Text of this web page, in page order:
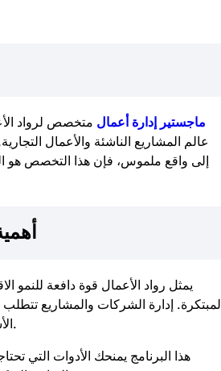
ماجستير إدارة أعمال متخصص لرواد
عالم المشاريع الناشئة والأعمال
إلى واقع ملموس، فإن هذا التخصص هو
يمثل رواد الأعمال قوة دافعة للنمو
المبتكرة. إدارة الشركات والمشاريع
المتخصص في ريادة الأعمال.
هذا البرنامج يمنحك الأدوات التي